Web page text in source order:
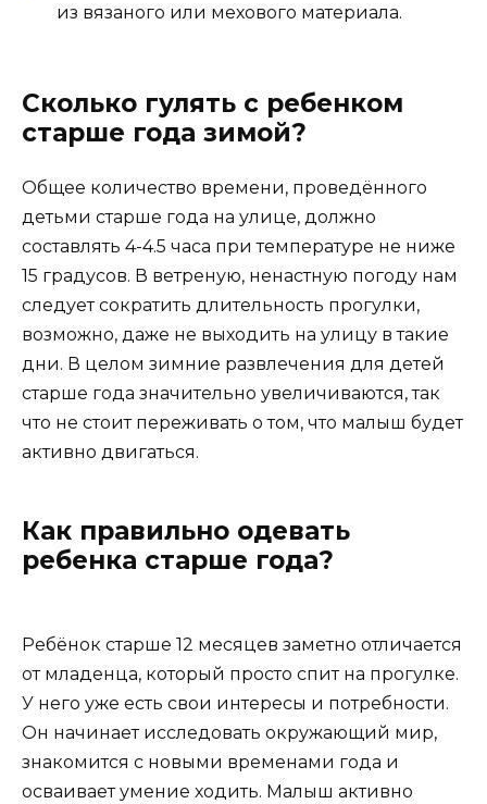
из вязаного или мехового материала.
Сколько гулять с ребенком
старше года зимой?
Общее количество времени, проведённого
детьми старше года на улице, должно
составлять 4-4.5 часа при температуре не ниже
15 градусов. В ветреную, ненастную погоду нам
следует сократить длительность прогулки,
возможно, даже не выходить на улицу в такие
дни. В целом зимние развлечения для детей
старше года значительно увеличиваются, так
что не стоит переживать о том, что малыш будет
активно двигаться.
Как правильно одевать
ребенка старше года?
Ребёнок старше 12 месяцев заметно отличается
от младенца, который просто спит на прогулке.
У него уже есть свои интересы и потребности.
Он начинает исследовать окружающий мир,
знакомится с новыми временами года и
осваивает умение ходить. Малыш активно